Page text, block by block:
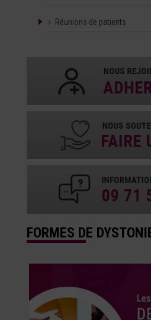
Réunions de patients
FORMES DE